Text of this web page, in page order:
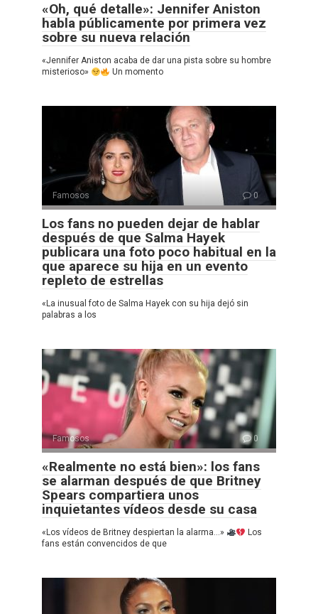
«Oh, qué detalle»: Jennifer Aniston
habla públicamente por primera vez
sobre su nueva relación
«Jennifer Aniston acaba de dar una pista sobre su hombre
misterioso»
Un momento
Famosos 0
Los fans no pueden dejar de hablar
después de que Salma Hayek
publicara una foto poco habitual en la
que aparece su hija en un evento
repleto de estrellas
«La inusual foto de Salma Hayek con su hija dejó sin
palabras a los
Famosos 0
«Realmente no está bien»: los fans
se alarman después de que Britney
Spears compartiera unos
inquietantes vídeos desde su casa
«Los vídeos de Britney despiertan la alarma…»
Los
fans están convencidos de que